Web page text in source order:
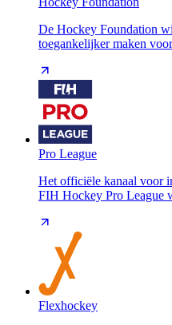
De Hockey Foundation
toegankelijker maken
Pro League
Het officiële kanaal voor
FIH Hockey Pro League
Flexhockey